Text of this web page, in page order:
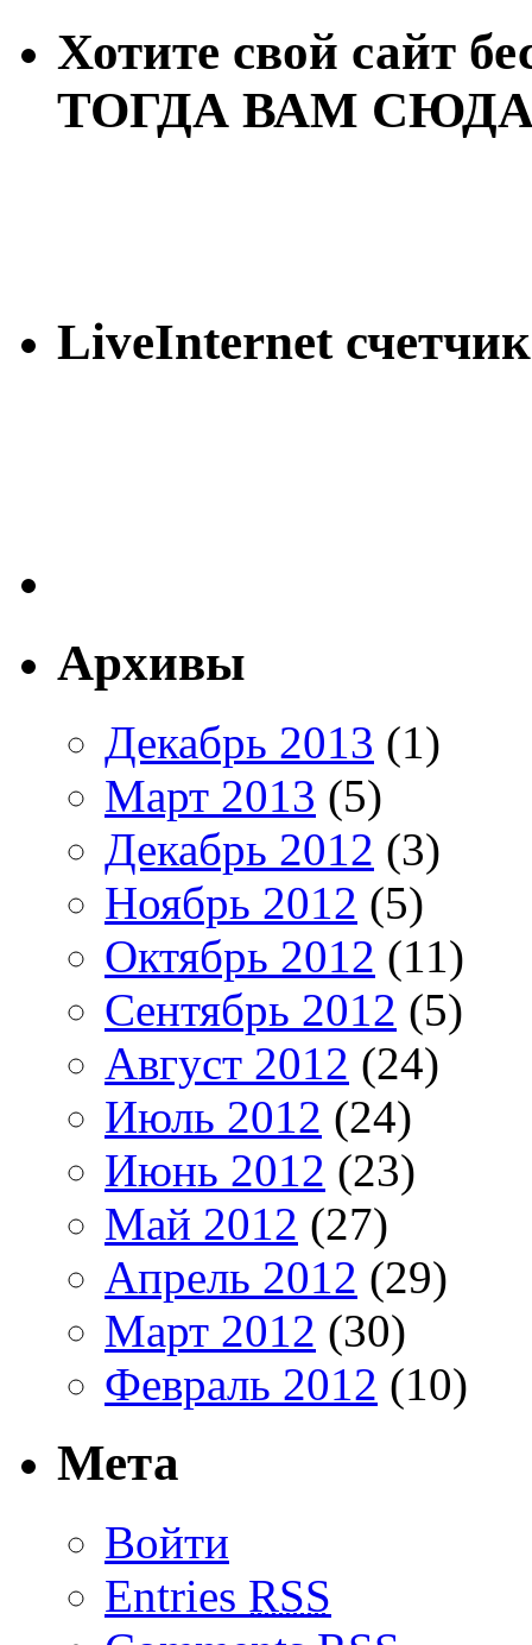
Хотите свой сайт
ТОГДА ВАМ
LiveInternet счетчик
Архивы
Декабрь 2013 (1)
Март 2013 (5)
Декабрь 2012 (3)
Ноябрь 2012 (5)
Октябрь 2012 (11)
Сентябрь 2012 (5)
Август 2012 (24)
Июль 2012 (24)
Июнь 2012 (23)
Май 2012 (27)
Апрель 2012 (29)
Март 2012 (30)
Февраль 2012 (10)
Мета
Войти
Entries RSS